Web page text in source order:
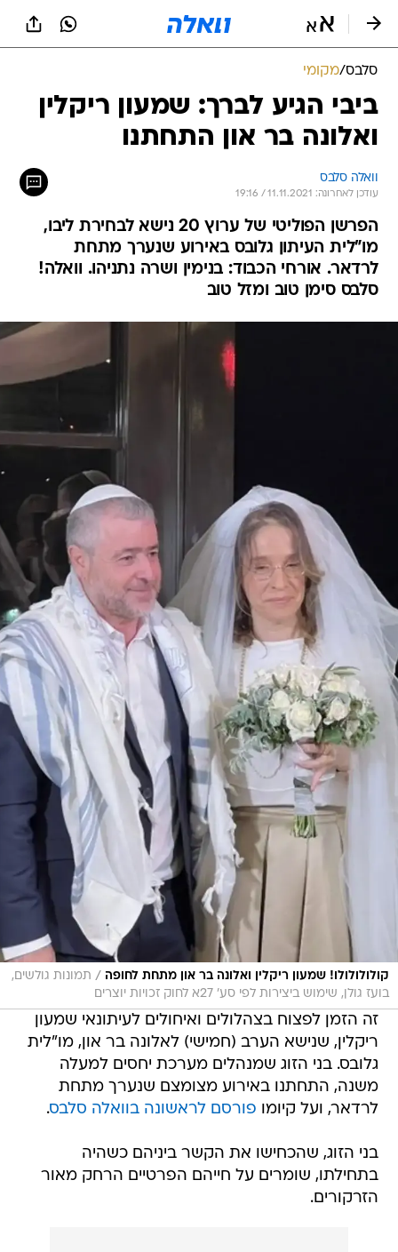
סלבס/מקומי
ביבי הגיע לברך: שמעון ריקלין
ואלונה בר און התחתנו
וואלה סלבס
עודכן לאחרונה: 11.11.2021 / 19:16
הפרשן הפוליטי של ערוץ 20 נישא לבחירת ליבו,
מו"לית העיתון גלובס באירוע שנערך מתחת
לרדאר. אורחי הכבוד: בנימין ושרה נתניהו. וואלה!
סלבס סימן טוב ומזל טוב
קולולולולו! שמעון ריקלין ואלונה בר און מתחת לחופה / תמונות גולשים,
בועז גולן, שימוש ביצירות לפי סע' 27א לחוק זכויות יוצרים
זה הזמן לפצוח בצהלולים ואיחולים לעיתונאי שמעון
ריקלין, שנישא הערב (חמישי) לאלונה בר און, מו"לית
גלובס. בני הזוג שמנהלים מערכת יחסים למעלה
משנה, התחתנו באירוע מצומצם שנערך מתחת
לרדאר, ועל קיומו פורסם לראשונה בוואלה סלבס.
בני הזוג, שהכחישו את הקשר ביניהם כשהיה
בתחילתו, שומרים על חייהם הפרטיים הרחק מאור
הזרקורים.